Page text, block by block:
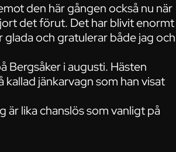
den här gången också nu när
det förut. Det har blivit enormt
och gratulerar både jag och
Bergsåker i augusti. Hästen
jänkarvagn som han visat
lika chanslös som vanligt på